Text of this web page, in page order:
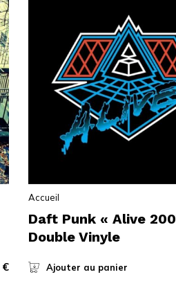
€
Accueil
Daft Punk « Alive
Double Vinyle
Ajouter au panier